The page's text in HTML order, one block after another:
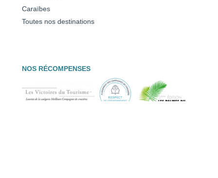
Caraïbes
Toutes nos destinations
NOS RÉCOMPENSES